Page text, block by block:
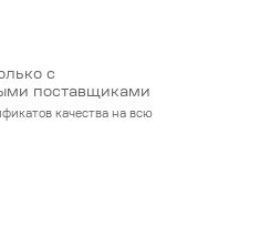
с
поставщиками
качества на всю